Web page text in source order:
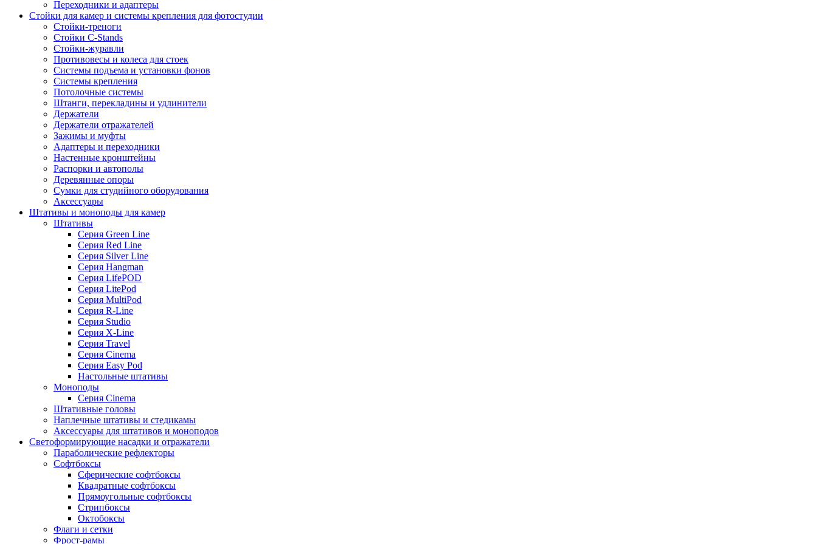
Переходники и адаптеры
Стойки для камер и системы крепления для фотостудии
Стойки-треноги
Стойки C-Stands
Стойки-журавли
Противовесы и колеса для стоек
Системы подъема и установки фонов
Системы крепления
Потолочные системы
Штанги, перекладины и удлинители
Держатели
Держатели отражателей
Зажимы и муфты
Адаптеры и переходники
Настенные кронштейны
Распорки и автополы
Деревянные опоры
Сумки для студийного оборудования
Аксессуары
Штативы и моноподы для камер
Штативы
Серия Green Line
Серия Red Line
Серия Silver Line
Серия Hangman
Серия LifePOD
Серия LitePod
Серия MultiPod
Серия R-Line
Серия Studio
Серия X-Line
Серия Travel
Серия Cinema
Серия Easy Pod
Настольные штативы
Моноподы
Серия Cinema
Штативные головы
Наплечные штативы и стедикамы
Аксессуары для штативов и моноподов
Светоформирующие насадки и отражатели
Параболические рефлекторы
Софтбоксы
Сферические софтбоксы
Квадратные софтбоксы
Прямоугольные софтбоксы
Стрипбоксы
Октобоксы
Флаги и сетки
Фрост-рамы